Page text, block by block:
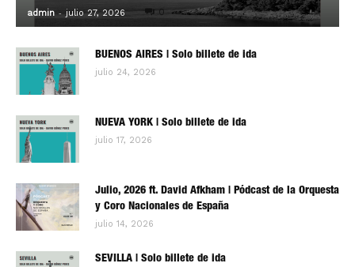
admin - julio 27, 2026 0
BUENOS AIRES | Solo billete de ida
julio 24, 2026
NUEVA YORK | Solo billete de ida
julio 17, 2026
Julio, 2026 ft. David Afkham | Pódcast de la Orquesta
y Coro Nacionales de España
julio 14, 2026
SEVILLA | Solo billete de ida